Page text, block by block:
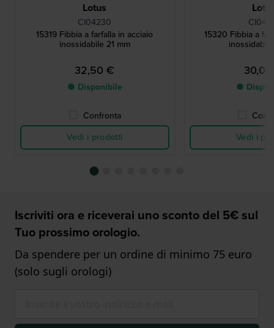
Lotus
CI04230
15319 Fibbia a farfalla in acciaio
inossidabile 21 mm
32,50 €
● Disponibile
Confronta
Vedi i prodotti
15320 Fibbia a
●
Vedi i
Iscriviti ora e riceverai uno sconto del 5€ sul
Tuo prossimo orologio.
Da spendere per un ordine di minimo 75 euro
(solo sugli orologi)